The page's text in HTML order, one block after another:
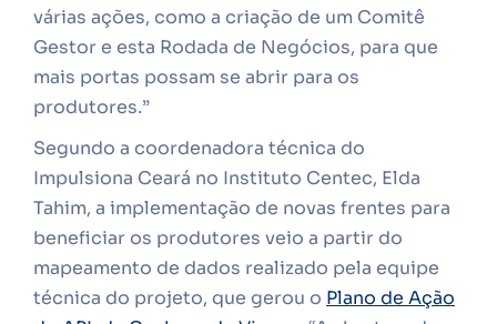
várias ações, como a criação de um Comitê
Gestor e esta Rodada de Negócios, para que
mais portas possam se abrir para os
produtores.”
Segundo a coordenadora técnica do
Impulsiona Ceará no Instituto Centec, Elda
Tahim, a implementação de novas frentes para
beneficiar os produtores veio a partir do
mapeamento de dados realizado pela equipe
técnica do projeto, que gerou o Plano de Ação